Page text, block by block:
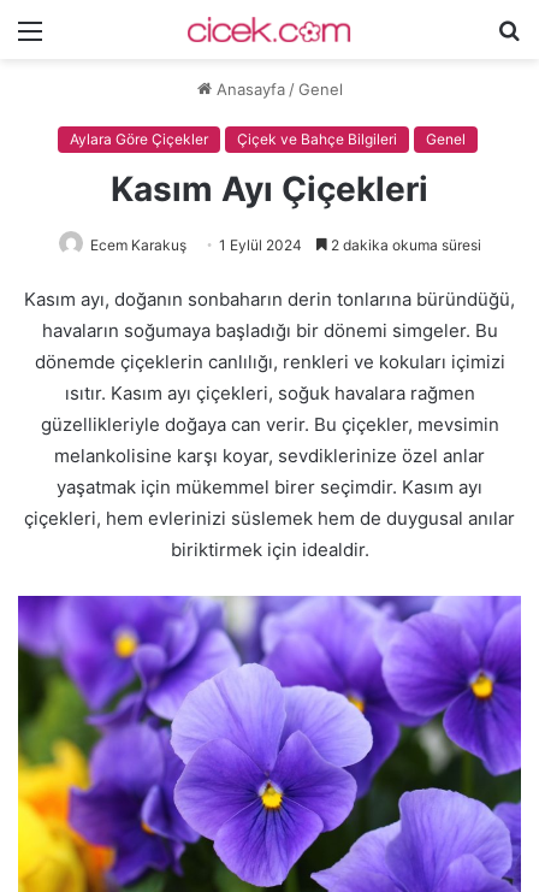
Menü
Anasayfa / Genel
Aylara Göre Çiçekler Çiçek ve Bahçe Bilgileri Genel
Kasım Ayı Çiçekleri
Ecem Karakuş 1 Eylül 2024 2 dakika okuma süresi
Kasım ayı, doğanın sonbaharın derin tonlarına büründüğü,
havaların soğumaya başladığı bir dönemi simgeler. Bu
dönemde çiçeklerin canlılığı, renkleri ve kokuları içimizi
ısıtır. Kasım ayı çiçekleri, soğuk havalara rağmen
güzellikleriyle doğaya can verir. Bu çiçekler, mevsimin
melankolisine karşı koyar, sevdiklerinize özel anlar
yaşatmak için mükemmel birer seçimdir. Kasım ayı
çiçekleri, hem evlerinizi süslemek hem de duygusal anılar
biriktirmek için idealdir.